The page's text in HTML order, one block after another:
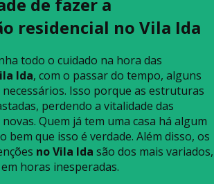
residencial no Vila Ida
todo o cuidado na hora das
Ida, com o passar do tempo, alguns
Isso porque as estruturas
perdendo a vitalidade das
Quem já tem uma casa há algum
bem que isso é verdade. Além disso, os
no Vila Ida são dos mais variados,
horas inesperadas.